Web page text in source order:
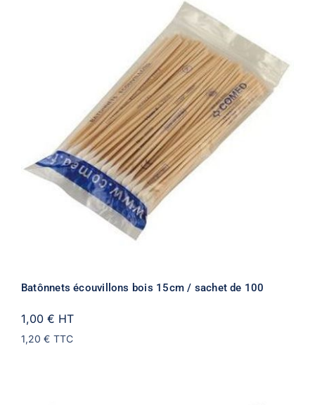
Batônnets écouvillons bois 15cm / sachet de 100
1,00 € HT
1,20 € TTC